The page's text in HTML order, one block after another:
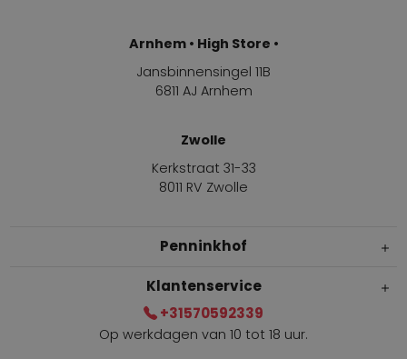
Arnhem • High Store •
Jansbinnensingel 11B
6811 AJ Arnhem
Zwolle
Kerkstraat 31-33
8011 RV Zwolle
Penninkhof
Klantenservice
+31570592339
Op werkdagen van 10 tot 18 uur.